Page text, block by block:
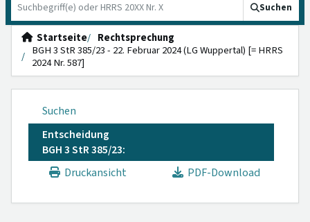
Suchen
Startseite
Rechtsprechung
BGH 3 StR 385/23 - 22. Februar 2024 (LG Wuppertal) [= HRRS
2024 Nr. 587]
Suchen
Entscheidung
BGH 3 StR 385/23:
Druckansicht
PDF-Download